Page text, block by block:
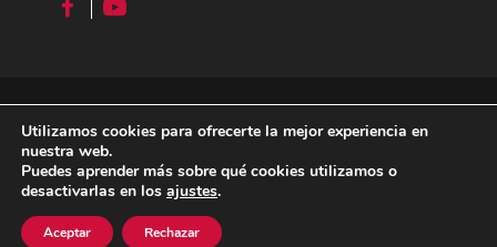
©2026 Conservatorio Profesional de Música Juan Cantó en
Alcoy
Utilizamos cookies para ofrecerte la mejor experiencia en
nuestra web.
Puedes aprender más sobre qué cookies utilizamos o
desactivarlas en los ajustes.
Aceptar Rechazar